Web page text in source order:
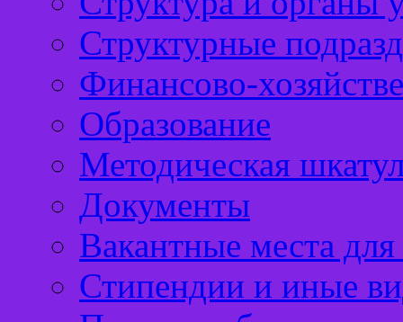
Структурные
Финансово-
Образование
Методическая
Документы
Вакантные места
Стипендии и иные